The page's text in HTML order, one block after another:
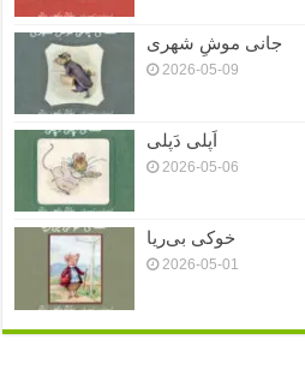
جانی موشِ شهری
2026-05-09
اَپلی دَپلی
2026-05-06
خوکی بی‌ریا
2026-05-01